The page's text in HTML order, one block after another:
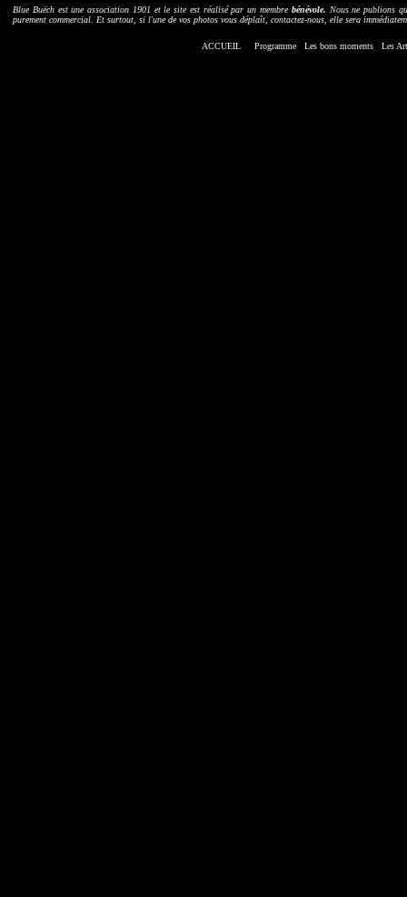
Blue Buëch est une association 1901 et le site est réalisé par un membre bénévole. Nous ne publions
purement commercial. Et surtout, si l'une de vos photos vous déplaît, contactez-nous, elle sera
ACCUEIL Programme Les bons moments Les